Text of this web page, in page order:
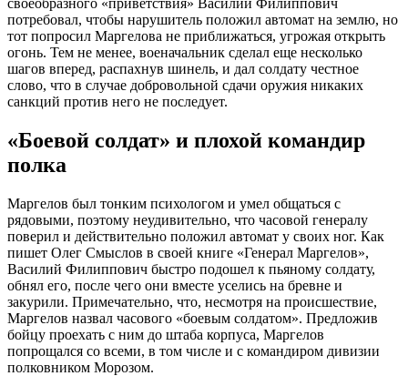
потребовал, чтобы нарушитель положил автомат на землю, но
тот попросил Маргелова не приближаться, угрожая открыть
огонь. Тем не менее, военачальник сделал еще несколько
шагов вперед, распахнув шинель, и дал солдату честное
слово, что в случае добровольной сдачи оружия никаких
санкций против него не последует.
«Боевой солдат» и плохой командир
полка
Маргелов был тонким психологом и умел общаться с
рядовыми, поэтому неудивительно, что часовой генералу
поверил и действительно положил автомат у своих ног. Как
пишет Олег Смыслов в своей книге «Генерал Маргелов»,
Василий Филиппович быстро подошел к пьяному солдату,
обнял его, после чего они вместе уселись на бревне и
закурили. Примечательно, что, несмотря на происшествие,
Маргелов назвал часового «боевым солдатом». Предложив
бойцу проехать с ним до штаба корпуса, Маргелов
попрощался со всеми, в том числе и с командиром дивизии
полковником Морозом.